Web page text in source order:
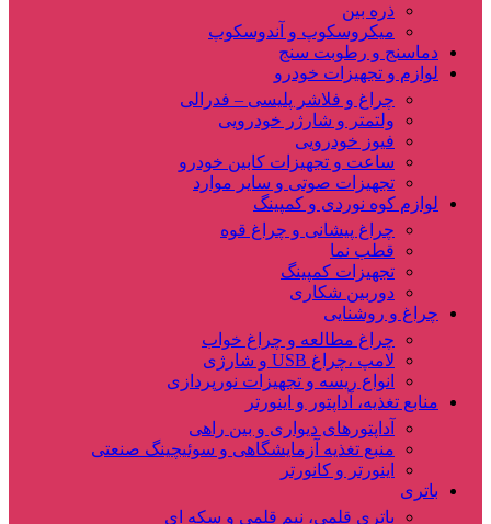
ذره بین
میکروسکوپ و آندوسکوپ
دماسنج و رطوبت سنج
لوازم و تجهیزات خودرو
چراغ و فلاشر پلیسی – فدرالی
ولتمتر و شارژر خودرویی
فیوز خودرویی
ساعت و تجهیزات کابین خودرو
تجهیزات صوتی و سایر موارد
لوازم کوه نوردی و کمپینگ
چراغ پیشانی و چراغ قوه
قطب نما
تجهیزات کمپینگ
دوربین شکاری
چراغ و روشنایی
چراغ مطالعه و چراغ خواب
لامپ ،چراغ USB و شارژی
انواع ریسه و تجهیزات نورپردازی
منابع تغذیه، آداپتور و اینورتر
آداپتورهای دیواری و بین راهی
منبع تغذیه آزمایشگاهی و سوئیچینگ صنعتی
اینورتر و کانورتر
باتری
باتری قلمی، نیم قلمی و سکه ای